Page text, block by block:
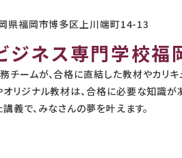
県福岡市博多区上川端町14-13
ジネス専門学校福
チームが、合格に直結した教材やカリ
オリジナル教材は、合格に必要な知識
義で、みなさんの夢を叶えます。